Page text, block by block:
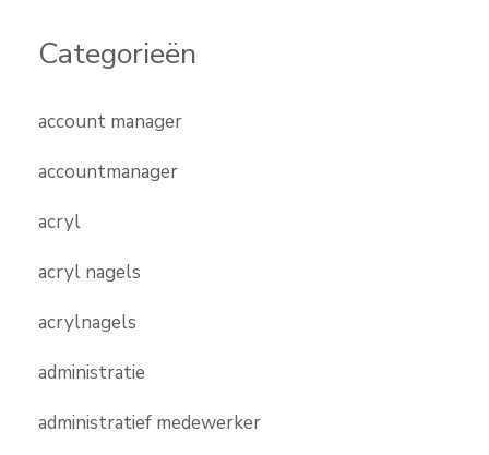
Categorieën
account manager
accountmanager
acryl
acryl nagels
acrylnagels
administratie
administratief medewerker